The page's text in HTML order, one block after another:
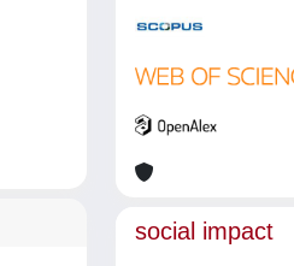
social impact